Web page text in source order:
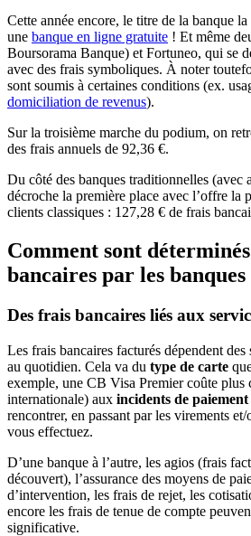
Cette année encore, le titre de la banque
une banque en ligne gratuite ! Et même
Boursorama Banque) et Fortuneo, qui se
avec des frais symboliques. À noter
sont soumis à certaines conditions (ex.
domiciliation de revenus).
Sur la troisième marche du podium, on
des frais annuels de 92,36 €.
Du côté des banques traditionnelles (avec
décroche la première place avec l’offre la
clients classiques : 127,28 € de frais
Comment sont
bancaires par les banques
Des frais bancaires liés aux
Les frais bancaires facturés dépendent
au quotidien. Cela va du type de carte
exemple, une CB Visa Premier coûte plus
internationale) aux incidents de paiement
rencontrer, en passant par les virements
vous effectuez.
D’une banque à l’autre, les agios (frais
découvert), l’assurance des moyens de
d’intervention, les frais de rejet, les
encore les frais de tenue de compte
significative.